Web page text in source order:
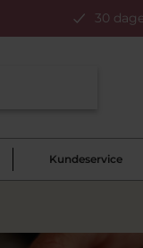
30
Kundeservice